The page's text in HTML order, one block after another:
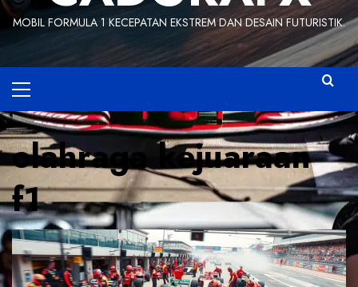
MOBIL FORMULA 1 KECEPATAN EKSTREM DAN DESAIN FUTURISTIK.
Menu
olahraga kejuaraan
f1